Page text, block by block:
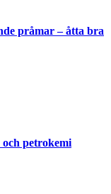
pråmar – åtta bra
petrokemi